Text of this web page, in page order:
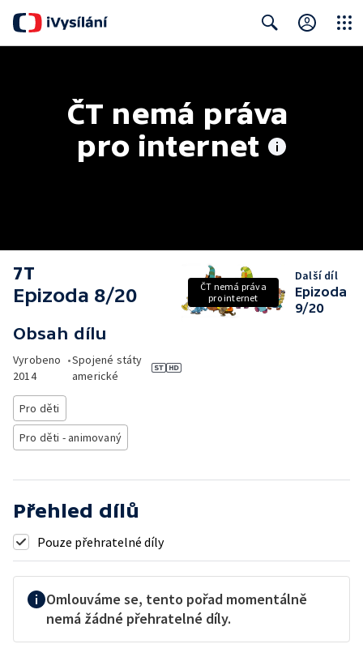
ČT nemá práva
pro internet
7T
Epizoda 8/20
Obsah dílu
Vyrobeno
2014
•Spojené státy
americké
Pro děti
Pro děti - animovaný
ČT nemá práva
pro internet
Další díl
Epizoda
9/20
Přehled dílů
Pouze přehratelné díly
Omlouváme se, tento pořad momentálně
nemá žádné přehratelné díly.